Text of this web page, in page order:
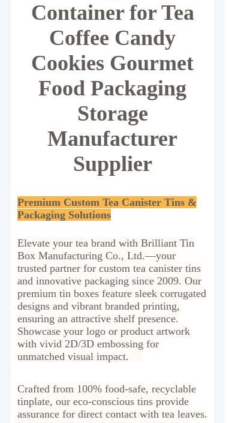
Container for Tea
Coffee Candy
Cookies Gourmet
Food Packaging
Storage
Manufacturer
Supplier
Premium Custom Tea Canister Tins &
Packaging Solutions
Elevate your tea brand with Brilliant Tin
Box Manufacturing Co., Ltd.—your
trusted partner for custom tea canister tins
and innovative packaging since 2009. Our
premium tin boxes feature sleek corrugated
designs and vibrant branded printing,
ensuring an attractive shelf presence.
Showcase your logo or product artwork
with vivid 2D/3D embossing for
unmatched visual impact.
Crafted from 100% food-safe, recyclable
tinplate, our eco-conscious tins provide
assurance for direct contact with tea leaves.